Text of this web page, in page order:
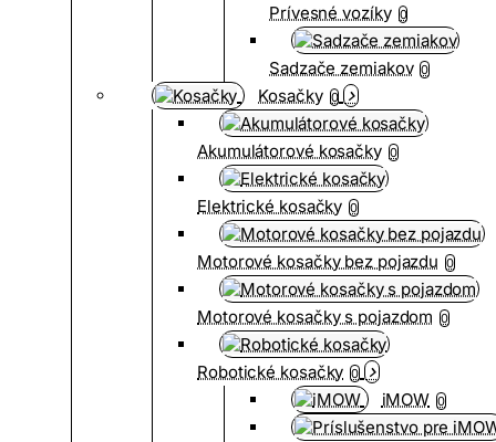
Prívesné vozíky 0
Sadzače zemiakov 0
Kosačky 0
Akumulátorové kosačky 0
Elektrické kosačky 0
Motorové kosačky bez pojazdu 0
Motorové kosačky s pojazdom 0
Robotické kosačky 0
iMOW 0